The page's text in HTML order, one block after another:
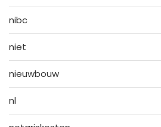
nibc
niet
nieuwbouw
nl